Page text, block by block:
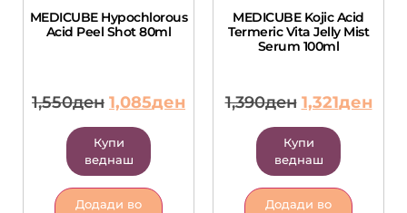
MEDICUBE Hypochlorous
Acid Peel Shot 80ml
1,550ден 1,085ден
Купи
веднаш
Додади во
MEDICUBE Kojic Acid
Termeric Vita Jelly Mist
Serum 100ml
1,390ден 1,321ден
Купи
веднаш
Додади во